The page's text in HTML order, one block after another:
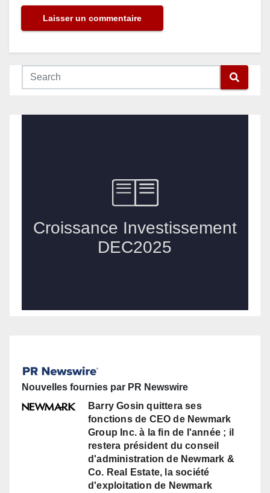
Nouvelles fournies par PR Newswire
Barry Gosin quittera ses
fonctions de CEO de Newmark
Group Inc. à la fin de l'année ; il
restera président du conseil
d'administration de Newmark &
Co. Real Estate, la société
d'exploitation de Newmark